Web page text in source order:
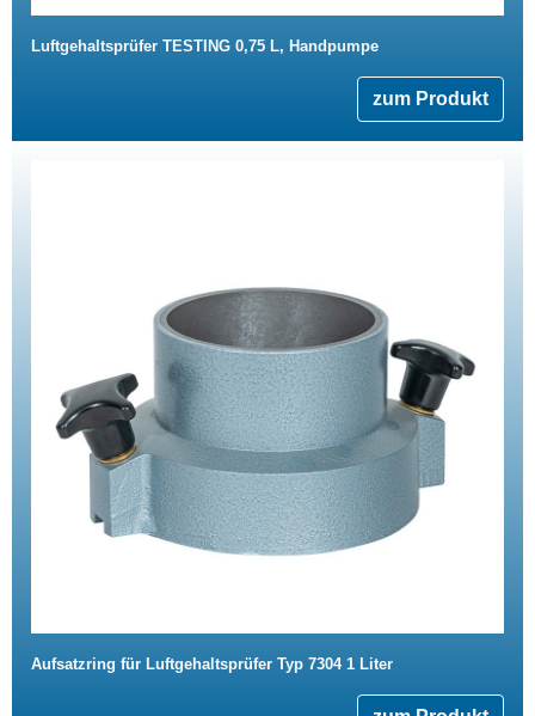
Luftgehaltsprüfer TESTING 0,75 L, Handpumpe
zum Produkt
Aufsatzring für Luftgehaltsprüfer Typ 7304 1 Liter